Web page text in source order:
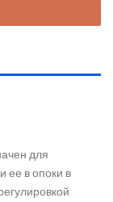
для
ее в опоки в